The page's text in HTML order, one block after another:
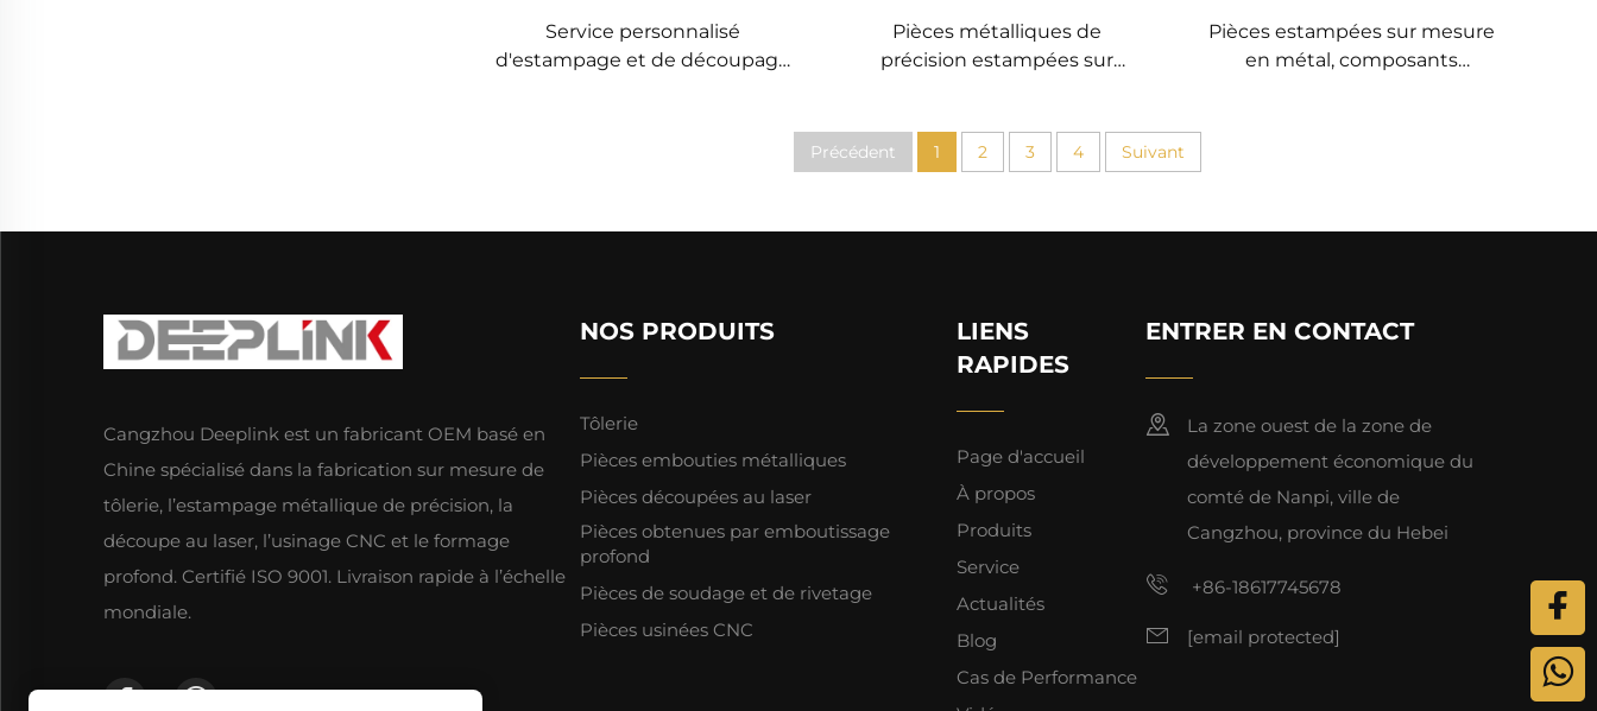
Service personnalisé
d'estampage et de découpage
Pièces métalliques de
précision estampées sur
Pièces estampées sur mesure
en métal, composants
Précédent 1 2 3 4 Suivant
Cangzhou Deeplink est un fabricant OEM basé en
Chine spécialisé dans la fabrication sur mesure de
tôlerie, l’estampage métallique de précision, la
découpe au laser, l’usinage CNC et le formage
profond. Certifié ISO 9001. Livraison rapide à l’échelle
mondiale.
NOS PRODUITS
Tôlerie
Pièces embouties métalliques
Pièces découpées au laser
Pièces obtenues par emboutissage
profond
Pièces de soudage et de rivetage
Pièces usinées CNC
LIENS
RAPIDES
Page d'accueil
À propos
Produits
Service
Actualités
Blog
Cas de Performance
ENTRER EN CONTACT
La zone ouest de la zone de
développement économique du
comté de Nanpi, ville de
Cangzhou, province du Hebei
+86-18617745678
[email protected]